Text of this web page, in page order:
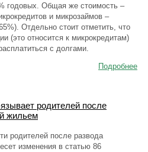
годовых. Общая же стоимость –
и микрозаймов –
Отдельно стоит отметить, что
(это относится к микрокредитам)
с долгами.
Подробнее
родителей после
жильем
родителей после развода
изменения в статью 86